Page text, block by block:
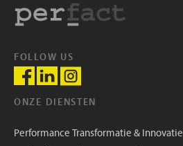
FOLLOW US
ONZE DIENSTEN
Performance Transformatie & Innovatie